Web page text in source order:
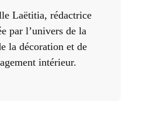
Laëtitia, rédactrice
par l’univers de la
la décoration et de
intérieur.